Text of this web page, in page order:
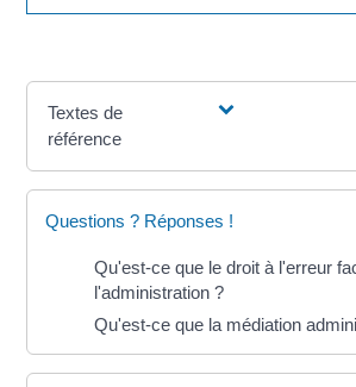
Textes de
référence
Questions ? Réponses !
Qu'est-ce que le droit à l'erreur
l'administration ?
Qu'est-ce que la médiation